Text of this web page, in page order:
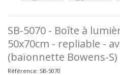
SB-5070 - Boîte à
50x70cm - repliable -
(baïonnette Bowens-S)
Référence: SB-5070